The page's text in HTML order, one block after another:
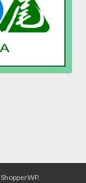
ShopperWP.